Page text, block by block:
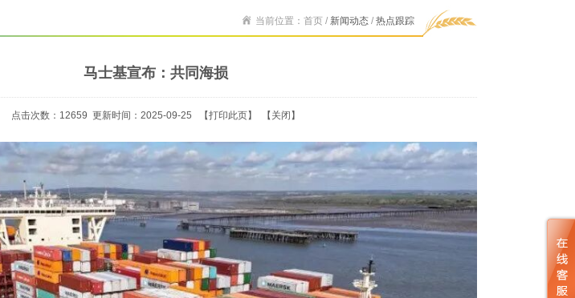
当前位置：首页 / 新闻动态 / 热点跟踪
马士基宣布：共同海损
点击次数： 12659 更新时间：2025-09-25 【打印此页】 【 关闭 】